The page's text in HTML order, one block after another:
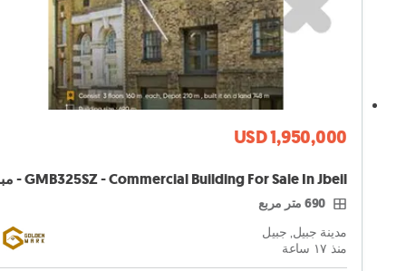
USD 1,950,000
690 متر مربع
مدينة جبيل, جبيل
منذ ١٧ ساعة